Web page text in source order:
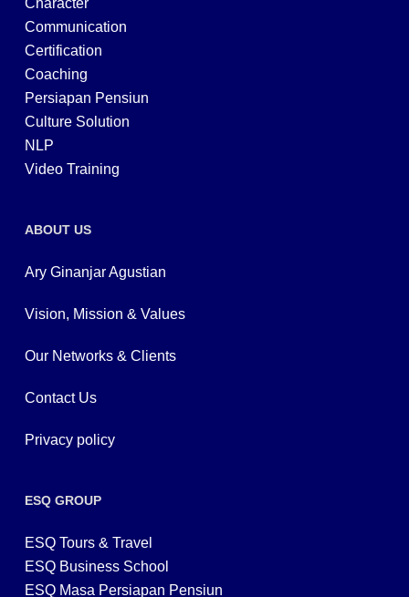
Character
Communication
Certification
Coaching
Persiapan Pensiun
Culture Solution
NLP
Video Training
ABOUT US
Ary Ginanjar Agustian
Vision, Mission & Values
Our Networks & Clients
Contact Us
Privacy policy
ESQ GROUP
ESQ Tours & Travel
ESQ Business School
ESQ Masa Persiapan Pensiun